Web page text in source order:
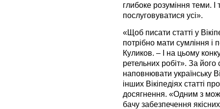
глибоке розуміння теми.
послуговуватися усі».
«Щоб писати статті у
потрібно мати сумління і
Куликов. – І на цьому
ретельних робіт». За
наповнювати українську
інших Вікіпедіях статті
досягнення. «Одним з
бачу забезпечення